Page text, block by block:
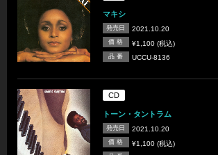
マキシ
発売日 2021.10.20
価 格 ¥1,100 (税込)
品 番 UCCU-8136
CD
トーン・タントラム
発売日 2021.10.20
価 格 ¥1,100 (税込)